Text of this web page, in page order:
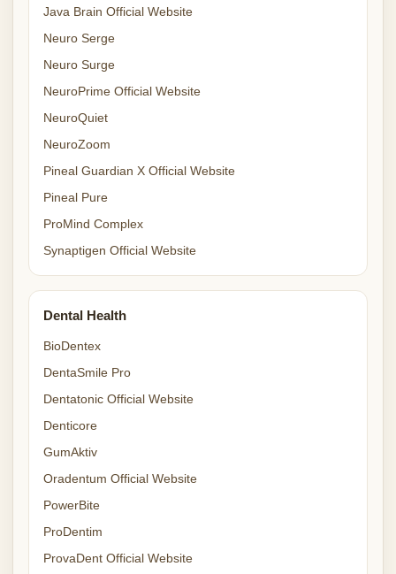
Java Brain Official Website
Neuro Serge
Neuro Surge
NeuroPrime Official Website
NeuroQuiet
NeuroZoom
Pineal Guardian X Official Website
Pineal Pure
ProMind Complex
Synaptigen Official Website
Dental Health
BioDentex
DentaSmile Pro
Dentatonic Official Website
Denticore
GumAktiv
Oradentum Official Website
PowerBite
ProDentim
ProvaDent Official Website